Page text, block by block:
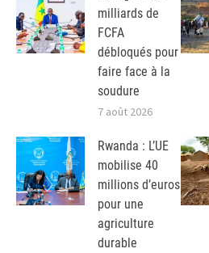
milliards de
FCFA
débloqués pour
faire face à la
soudure
7 août 2026
Rwanda : L’UE
mobilise 40
millions d’euros
pour une
agriculture
durable